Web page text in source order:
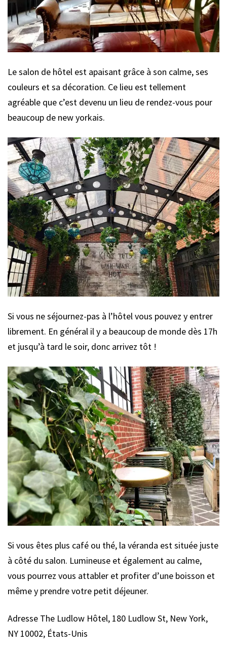
Le salon de hôtel est apaisant grâce à son calme, ses
couleurs et sa décoration. Ce lieu est tellement
agréable que c’est devenu un lieu de rendez-vous pour
beaucoup de new yorkais.
Si vous ne séjournez-pas à l’hôtel vous pouvez y entrer
librement. En général il y a beaucoup de monde dès 17h
et jusqu’à tard le soir, donc arrivez tôt !
Si vous êtes plus café ou thé, la véranda est située juste
à côté du salon. Lumineuse et également au calme,
vous pourrez vous attabler et profiter d’une boisson et
même y prendre votre petit déjeuner.
Adresse The Ludlow Hôtel, 180 Ludlow St, New York,
NY 10002, États-Unis